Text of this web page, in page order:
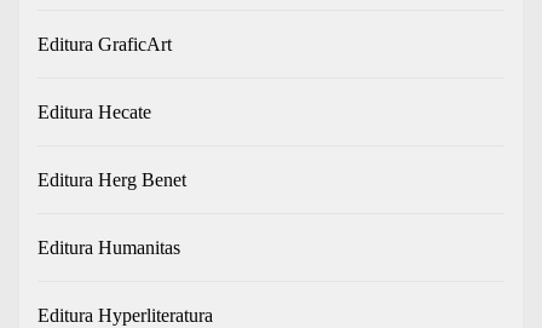
Editura GraficArt
Editura Hecate
Editura Herg Benet
Editura Humanitas
Editura Hyperliteratura